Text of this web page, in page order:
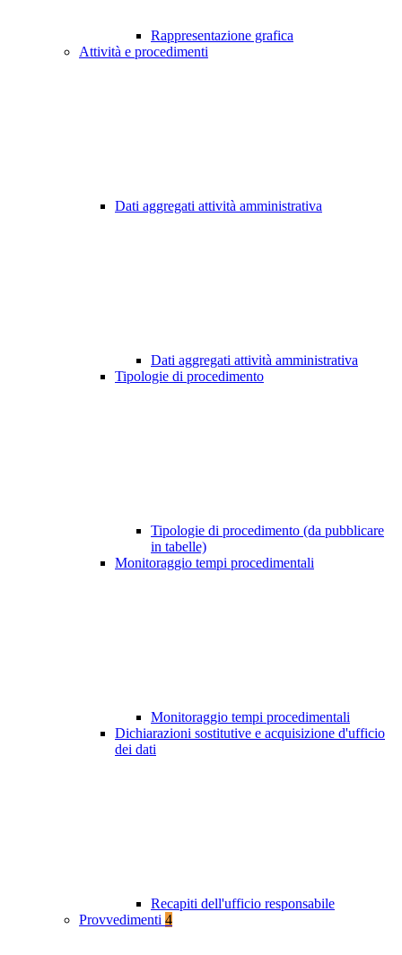
Rappresentazione grafica
Attività e procedimenti
Dati aggregati attività amministrativa
Dati aggregati attività amministrativa
Tipologie di procedimento
Tipologie di procedimento (da pubblicare
in tabelle)
Monitoraggio tempi procedimentali
Monitoraggio tempi procedimentali
Dichiarazioni sostitutive e acquisizione d'ufficio
dei dati
Recapiti dell'ufficio responsabile
Provvedimenti 4